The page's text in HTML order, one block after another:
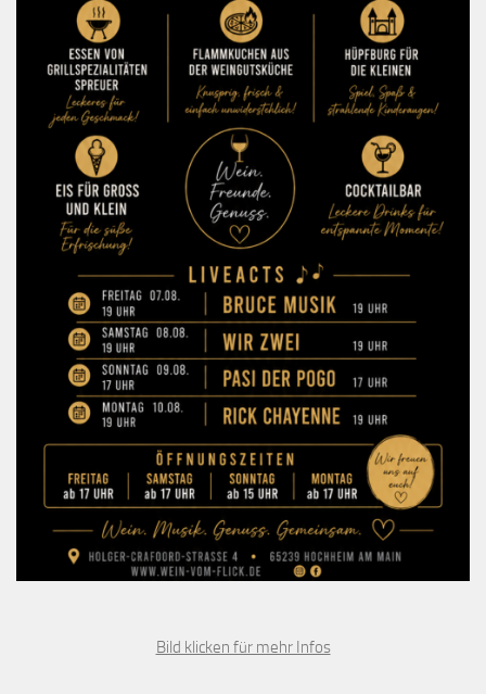
Bild klicken für mehr Infos